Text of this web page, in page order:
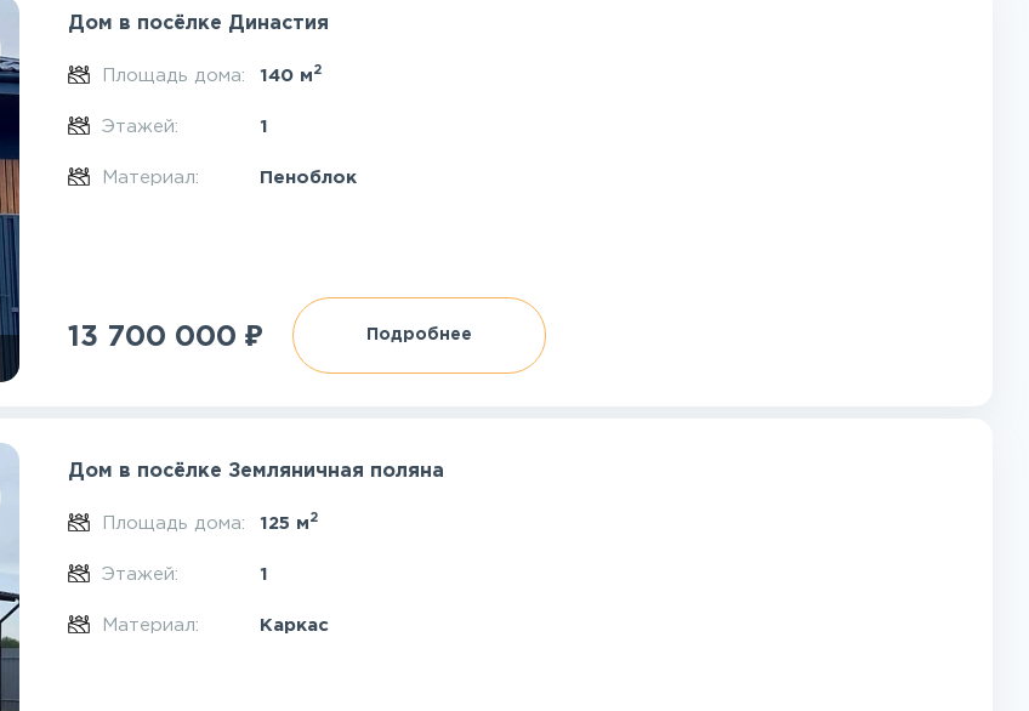
Дом в посёлке Династия
Площадь дома: 140 м 2
Этажей: 1
Материал: Пеноблок
13 700 000 ₽ Подробнее
Дом в посёлке Земляничная поляна
Площадь дома: 125 м 2
Этажей: 1
Материал: Каркас